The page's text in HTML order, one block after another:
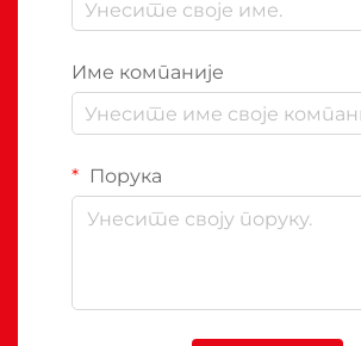
Име компаније
Порука